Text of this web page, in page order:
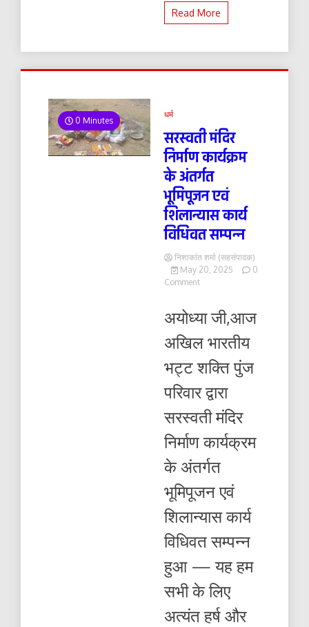
Read More
0 Minutes
धर्म
सरस्वती मंदिर
निर्माण कार्यक्रम
के अंतर्गत
भूमिपूजन एवं
शिलान्यास कार्य
विधिवत सम्पन्न
निशाकांत शर्मा (सहसंपादक)
May 20, 2025
0
Commenton
निर्माण
के
भूमिपूजन
शिलान्यास
विधिवत
अयोध्या जी,आज
अखिल भारतीय
भट्ट शक्ति पुंज
परिवार द्वारा
सरस्वती मंदिर
निर्माण कार्यक्रम
के अंतर्गत
भूमिपूजन एवं
शिलान्यास कार्य
विधिवत सम्पन्न
हुआ — यह हम
सभी के लिए
अत्यंत हर्ष और